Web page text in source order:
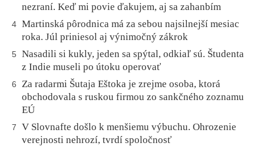
nezraní. Keď mi povie ďakujem, aj sa zahanbím
4 Martinská pôrodnica má za sebou najsilnejší mesiac
roka. Júl priniesol aj výnimočný zákrok
5
Nasadili si kukly, jeden sa spýtal, odkiaľ sú. Študenta
z Indie museli po útoku operovať
6
Za radarmi Šutaja Eštoka je zrejme osoba, ktorá
obchodovala s ruskou firmou zo sankčného zoznamu
EÚ
7
V Slovnafte došlo k menšiemu výbuchu. Ohrozenie
verejnosti nehrozí, tvrdí spoločnosť